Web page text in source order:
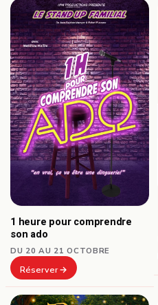
1 heure pour comprendre
son ado
DU 20 AU 21 OCTOBRE
Réserver